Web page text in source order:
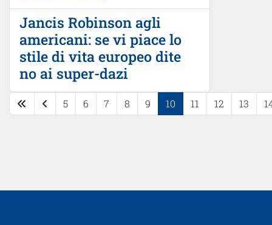
Jancis Robinson agli
americani: se vi piace lo
stile di vita europeo dite
no ai super-dazi
Pagina 10 di 17
5 6 7 8 9 10 11 12 13